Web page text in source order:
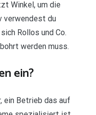
Winkel, um die
verwendest du
Rollos und Co.
werden muss.
ein?
ein Betrieb das auf